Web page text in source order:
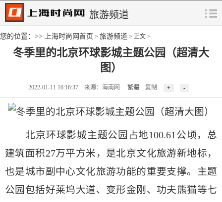
旅游频道
您的位置：>> 上海时尚网首页 > 旅游频道 > 正文 >
冬季里的北京环球影城主题公园（超清大
图）
2022-01-11 16:16:37 来源：海南网 繁體 复制
北京环球影城主题公园占地100.61公顷，总
建筑面积27万平方米，是北京文化旅游新地标，
也是城市副中心文化旅游功能的重要支撑。主题
公园包括好莱坞大道、变形金刚、功夫熊猫等七